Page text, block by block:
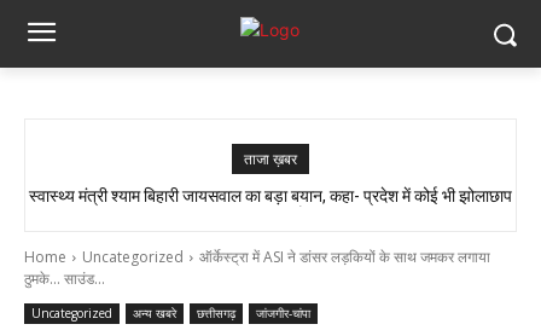
ताजा ख़बर
सांप ने काटा तो उसे गले में डाल लिया, फिर 14 KM बाइक दौड़ाकर पहुंचा अस्पताल
स्वास्थ्य मंत्री श्याम बिहारी जायसवाल का बड़ा बयान, कहा- प्रदेश में कोई भी झोलाछाप
Home Uncategorized
ऑर्केस्ट्रा में ASI ने डांसर लड़कियों के साथ जमकर लगाया
ठुमके... साउंड...
Uncategorized अन्य खबरे छत्तीसगढ़ जांजगीर-चांपा